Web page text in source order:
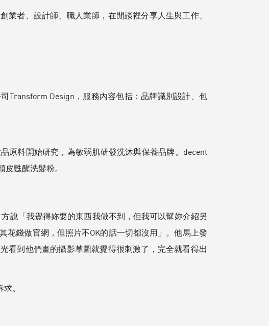
者、設計師、職人業師，在閒談裡分享人生與工作、
Transform Design，服務內容包括：品牌識別設計、包
原料開始研究，為敏弱肌研發洗沐與保養品牌。decent
甦醒洗髮粉。
說「我覺得妳要的東西我做不到，但我可以幫妳介紹另
花錢做官網，但照片不OK的話一切都沒用」。他馬上發
看到他們畫的攝影草圖就覺得很刺激了，完全就看得出
。